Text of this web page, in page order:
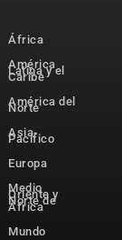
África
América
Latina y el
Caribe
América del
Norte
Asia-
Pacífico
Europa
Medio
Oriente y
Norte de
África
Mundo